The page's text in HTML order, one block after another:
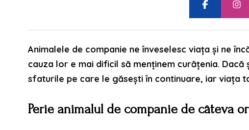
Animalele de companie ne înveselesc viața și ne
cauza lor e mai dificil să menținem curățenia.
sfaturile pe care le găsești în continuare, iar viața
Perie animalul de companie de câteva